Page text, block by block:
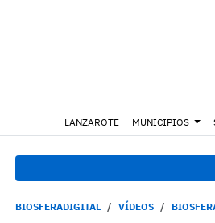
LANZAROTE MUNICIPIOS
BIOSFERADIGITAL VÍDEOS